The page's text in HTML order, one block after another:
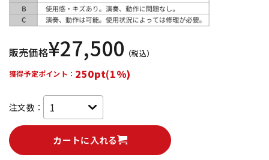
販売価格¥27,500 （税込）
獲得予定ポイント： 250pt(1%)
注文数：
カートに入れる